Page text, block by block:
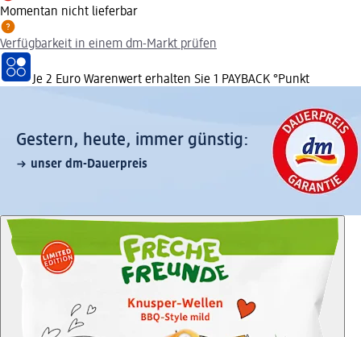
Momentan nicht lieferbar
Verfügbarkeit in einem dm-Markt prüfen
Je 2 Euro Warenwert erhalten Sie 1 PAYBACK °Punkt
Gestern, heute, immer günstig:
unser dm-Dauerpreis